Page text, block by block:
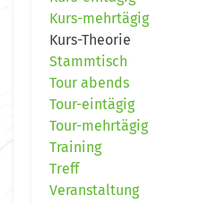
Kurs-mehrtägig
Kurs-Theorie
Stammtisch
Tour abends
Tour-eintägig
Tour-mehrtägig
Training
Treff
Veranstaltung